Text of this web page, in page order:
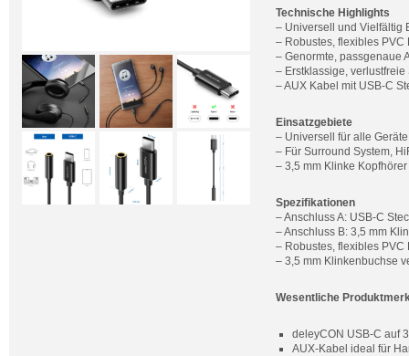
Technische Highlights
– Universell und Vielfältig
– Robustes, flexibles PVC
– Genormte, passgenaue
– Erstklassige,
– AUX Kabel mit USB-C
Einsatzgebiete
– Universell für alle
– Für Surround System,
– 3,5 mm Klinke
Spezifikationen
– Anschluss A: USB-C
– Anschluss B: 3,5 mm
– Robustes, flexibles PVC
– 3,5 mm Klinkenbuchse
Wesentliche
deleyCON USB-C auf
AUX-Kabel ideal für